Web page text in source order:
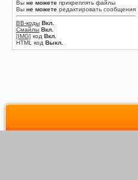
Вы не можете прикреплять файлы
Вы не можете редактировать сообщения
BB-коды Вкл.
Смайлы Вкл.
[IMG] код Вкл.
HTML код Выкл.